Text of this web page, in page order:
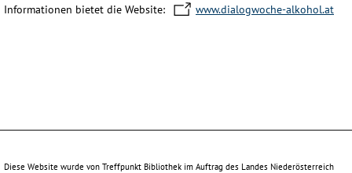
Informationen bietet die Website: www.dialogwoche-alkohol.at
Diese Website wurde von Treffpunkt Bibliothek im Auftrag des Landes Niederösterreich